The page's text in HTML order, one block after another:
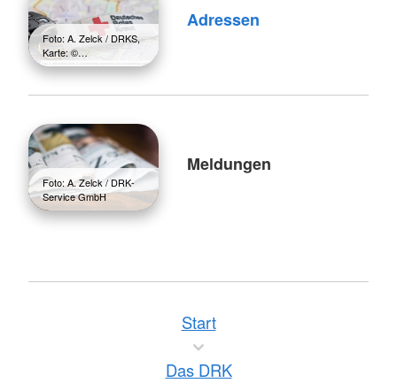
Foto: A. Zelck / DRKS,
Karte: ©…
Adressen
Foto: A. Zelck / DRK-
Service GmbH
Meldungen
Start
Das DRK